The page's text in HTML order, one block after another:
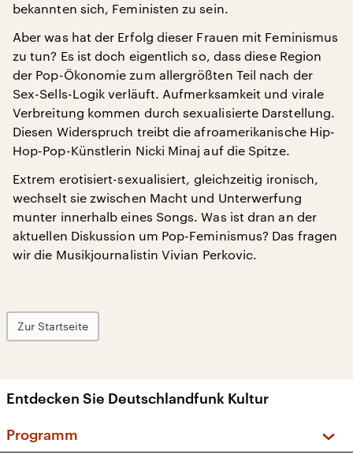
bekannten sich, Feministen zu sein.
Aber was hat der Erfolg dieser Frauen mit Feminismus
zu tun? Es ist doch eigentlich so, dass diese Region
der Pop-Ökonomie zum allergrößten Teil nach der
Sex-Sells-Logik verläuft. Aufmerksamkeit und virale
Verbreitung kommen durch sexualisierte Darstellung.
Diesen Widerspruch treibt die afroamerikanische Hip-
Hop-Pop-Künstlerin Nicki Minaj auf die Spitze.
Extrem erotisiert-sexualisiert, gleichzeitig ironisch,
wechselt sie zwischen Macht und Unterwerfung
munter innerhalb eines Songs. Was ist dran an der
aktuellen Diskussion um Pop-Feminismus? Das fragen
wir die Musikjournalistin Vivian Perkovic.
Zur Startseite
Entdecken Sie Deutschlandfunk Kultur
Programm